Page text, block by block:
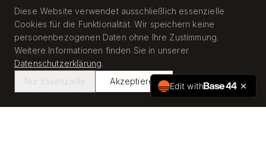
Navigation
Unternehmen
Diese Website verwendet ausschließlich essenzielle
Cookies für die Funktionalität. Wir speichern keine
personenbezogenen Daten ohne Ihre Zustimmung.
Weitere Informationen finden Sie in unserer
Datenschutzerklärung.
Nur Essenzielle
Akzeptieren Edit with